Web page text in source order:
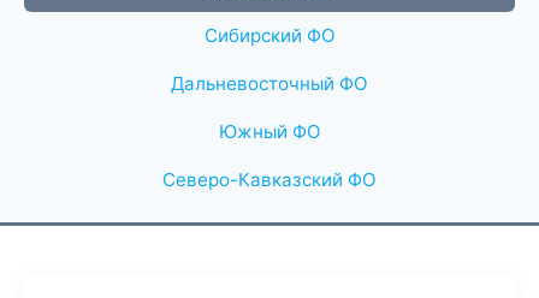
Сибирский ФО
Дальневосточный ФО
Южный ФО
Северо-Кавказский ФО